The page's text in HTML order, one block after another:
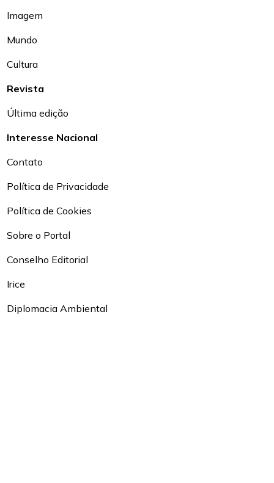
Imagem
Mundo
Cultura
Revista
Última edição
Interesse Nacional
Contato
Política de Privacidade
Política de Cookies
Sobre o Portal
Conselho Editorial
Irice
Diplomacia Ambiental